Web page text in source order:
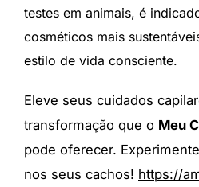
testes em animais, é
cosméticos mais
estilo de vida consciente.
Eleve seus cuidados
transformação que o Meu
pode oferecer.
nos seus cachos! https://